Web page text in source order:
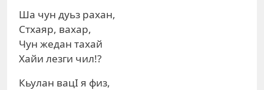
Ша чун дуьз рахан,
Стхаяр, вахар,
Чун жедан тахай
Хайи лезги чил!?
Кьулан вацI я физ,